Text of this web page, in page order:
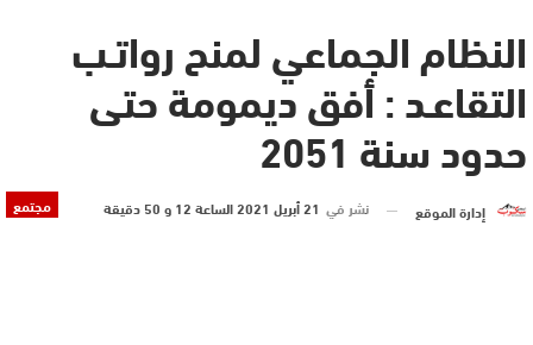
النظام الجماعي لمنح رواتـب
التقاعـد : أفق ديمومة حتى
حدود سنة 2051
مجتمع إدارة الموقع نشر في 21 أبريل 2021 الساعة 12 و 50 دقيقة